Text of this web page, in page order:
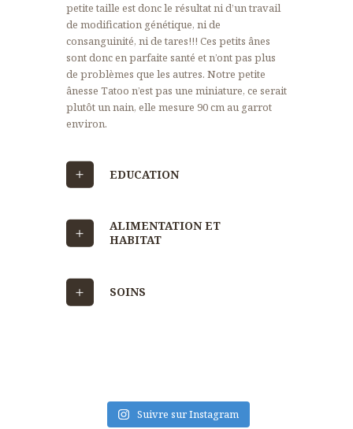
petite taille est donc le résultat ni d’un travail
de modification génétique, ni de
consanguinité, ni de tares!!! Ces petits ânes
sont donc en parfaite santé et n’ont pas plus
de problèmes que les autres. Notre petite
ânesse Tatoo n’est pas une miniature, ce serait
plutôt un nain, elle mesure 90 cm au garrot
environ.
EDUCATION
ALIMENTATION ET
HABITAT
SOINS
Suivre sur Instagram